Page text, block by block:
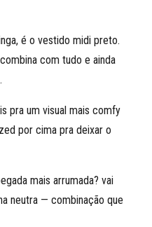
é o vestido midi preto.
com tudo e ainda
pra um visual mais comfy
por cima pra deixar o
mais arrumada? vai
neutra — combinação que